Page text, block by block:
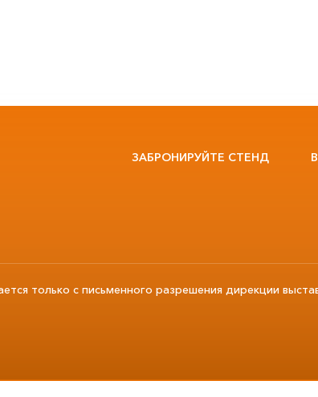
ЗАБРОНИРУЙТЕ СТЕНД
только с письменного разрешения дирекции